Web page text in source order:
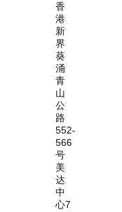
香
港
新
界
葵
涌
青
山
公
路
552-
566
号
美
达
中
心7